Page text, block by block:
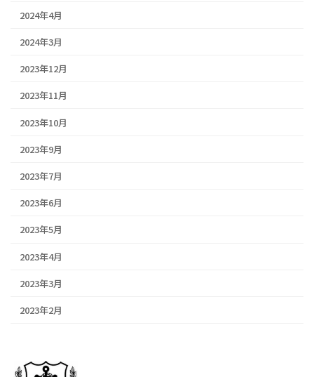
2024年4月
2024年3月
2023年12月
2023年11月
2023年10月
2023年9月
2023年7月
2023年6月
2023年5月
2023年4月
2023年3月
2023年2月